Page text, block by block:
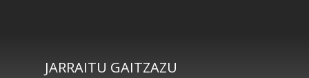
JARRAITU GAITZAZU